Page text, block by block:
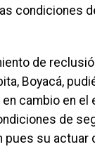
condiciones
de
Boyacá,
cambio en
de
pues su actuar